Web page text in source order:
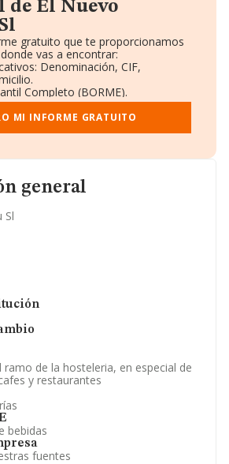
general
Sl
ramo de la hosteleria, en especial de
y restaurantes
bebidas
fuentes
de El Nuevo
gratuito que te proporcionamos
vas a encontrar:
Denominación, CIF,
Completo (BORME).
Ventas y Empleados.
y Administradores.
y registral complementaria.
MI INFORME GRATUITO